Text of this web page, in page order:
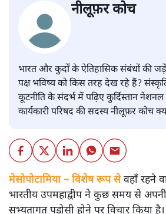
नीलूफ़र कोच
भारत और कुर्दों के ऐतिहासिक संबंधों की
पक्ष भविष्य को किस तरह देख रहे हैं?
कूटनीति के संदर्भ में पढ़िए कुर्दिस्तान नेशनल
कार्यकारी परिषद की सदस्य नीलूफ़र कोच
मेसोपोटामिया – विशेष रूप सेवहाँ रहने
भारतीय उपमहाद्वीप ने कुछ समय से अपनी
सभ्यतागत पड़ोसी होने पर विचार किया